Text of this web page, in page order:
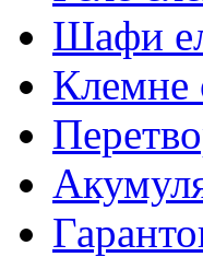
Шафи
Клемне